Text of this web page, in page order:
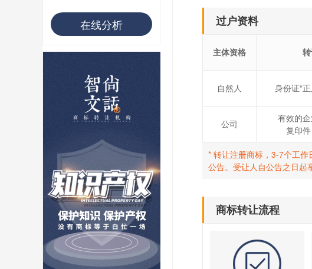
在线分析 过户资料
主体资格
自然人 身份证“
公司
有效的
复印
* 转让注册商标，3-7个工作
公告。受让人自公告之日起
商标转让流程